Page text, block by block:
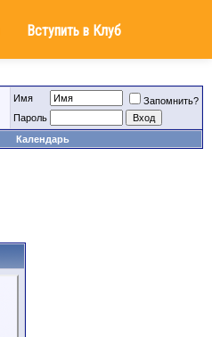
Вступить в Клуб
Имя
Запомнить?
Пароль
Календарь